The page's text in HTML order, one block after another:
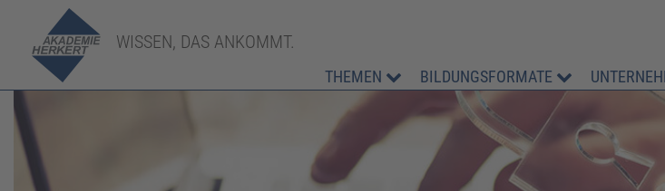
WISSEN, DAS ANKOMMT.
THEMEN BILDUNGSFORMATE